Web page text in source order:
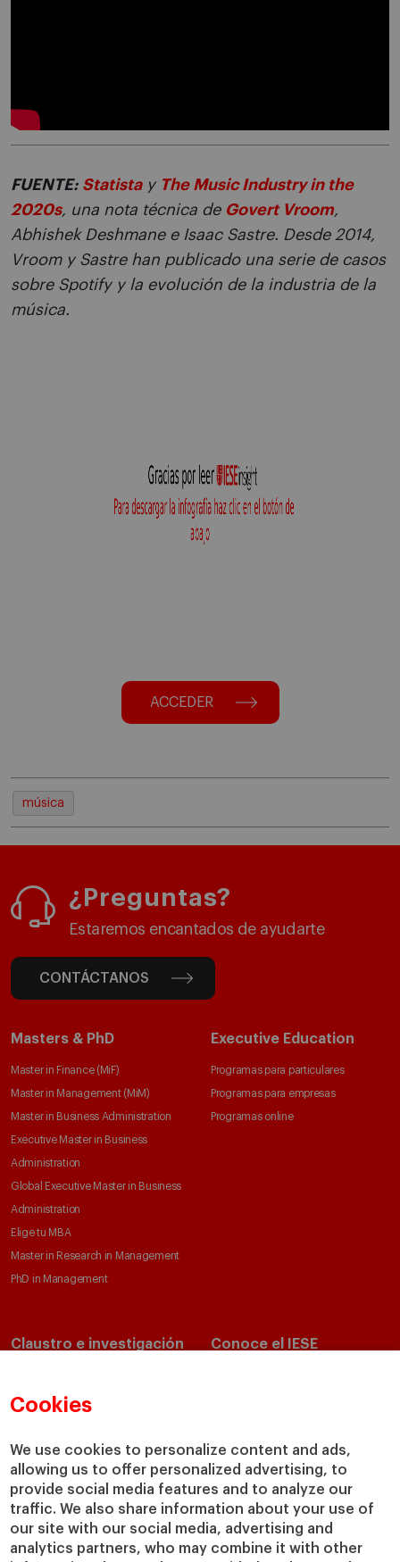
Cookies
We use cookies to personalize content and ads,
allowing us to offer personalized advertising, to
provide social media features and to analyze our
traffic. We also share information about your use of
our site with our social media, advertising and
analytics partners, who may combine it with other
FUENTE: Statistay The Music Industry in the
2020s, una nota técnica de Govert Vroom,
Abhishek Deshmane e Isaac Sastre. Desde 2014,
Vroom y Sastre han publicado una serie de casos
sobre Spotify y la evolución de la industria de la
música.
ACCEDER
música
¿Preguntas?
Estaremos encantados de ayudarte
CONTÁCTANOS
Masters & PhD
Master in Finance (MiF)
Master in Management (MiM)
Master in Business Administration
Executive Master in Business
Administration
Global Executive Master in Business
Administration
Elige tu MBA
Master in Research in Management
PhD in Management
Executive Education
Programas para particulares
Programas para empresas
Programas online
Claustro e investigación
Departamentos académicos
Cátedras
IESE Insight
IESE Publishing
Conoce el IESE
Nuestro impacto
Colabora con el IESE
Servicios
Biblioteca